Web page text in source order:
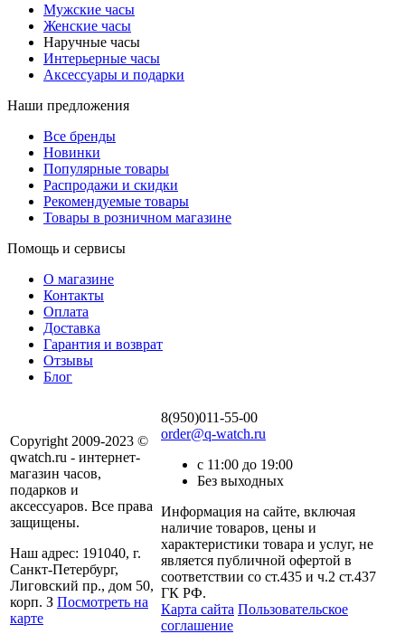
Мужские часы
Женские часы
Наручные часы
Интерьерные часы
Аксессуары и подарки
Наши предложения
Все бренды
Новинки
Популярные товары
Распродажи и скидки
Рекомендуемые товары
Товары в розничном магазине
Помощь и сервисы
О магазине
Контакты
Оплата
Доставка
Гарантия и возврат
Отзывы
Блог
Copyright 2009-2023 ©
qwatch.ru - интернет-
магазин часов,
подарков и
аксессуаров. Все права
защищены.
Наш адрес: 191040, г.
Санкт-Петербург,
Лиговский пр., дом 50,
корп. З Посмотреть на
карте
8(950)011-55-00
order@q-watch.ru
с 11:00 до 19:00
Без выходных
Информация на сайте, включая
наличие товаров, цены и
характеристики товара и услуг, не
является публичной офертой в
соответствии со ст.435 и ч.2 ст.437
ГК РФ.
Карта сайта Пользовательское
соглашение